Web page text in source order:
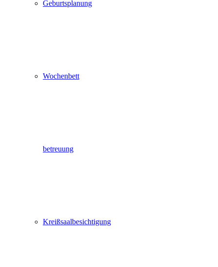
Geburtsplanung
Wochenbett
betreuung
Kreißsaalbesichtigung